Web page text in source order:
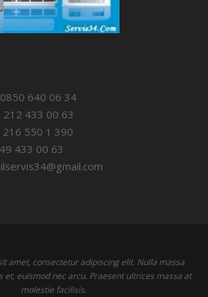
640 06 34
212 433 00 63
216 550 1 390
433 00 63
amet, consectetur adipiscing elit. Nulla massa
et, euismod nec arcu. Praesent ultrices massa at
molestie facilisis.